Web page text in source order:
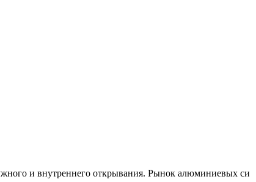
и внутреннего открывания. Рынок алюминиевых си